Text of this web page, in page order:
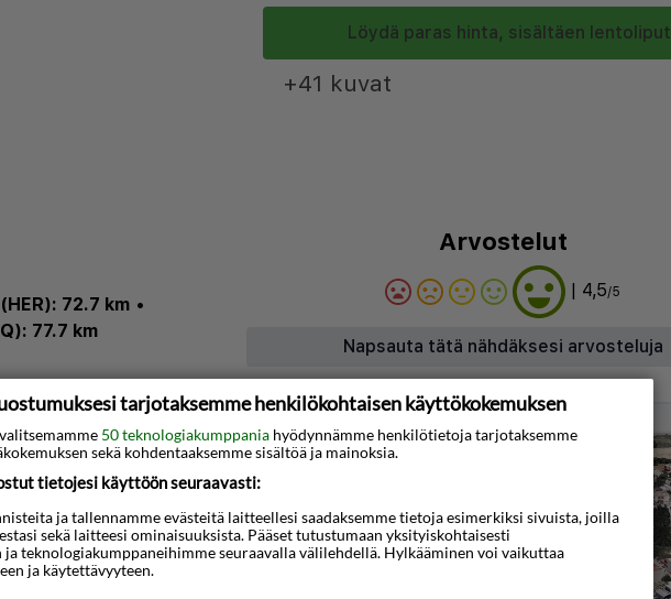
Löydä paras hinta, sisältäen lentoliput
+41 kuvat
72.7 km •
77.7 km
Arvostelut
| 4,5/5
Napsauta tätä nähdäksesi arvosteluja
lähellä rantaa, ja
ja Rethimno Kart
päässä. Tämä
3,5 km:n päässä
km:n päässä
tarjotaksemme henkilökohtaisen käyttökokemuksen
50 teknologiakumppania hyödynnämme henkilötietoja tarjotaksemme
sekä kohdentaaksemme sisältöä ja mainoksia.
tietojesi käyttöön seuraavasti:
ja tallennamme evästeitä laitteellesi saadaksemme tietoja esimerkiksi sivuista, joilla
sekä laitteesi ominaisuuksista. Pääset tutustumaan yksityiskohtaisesti
teknologiakumppaneihimme seuraavalla välilehdellä. Hylkääminen voi vaikuttaa
ja käytettävyyteen.